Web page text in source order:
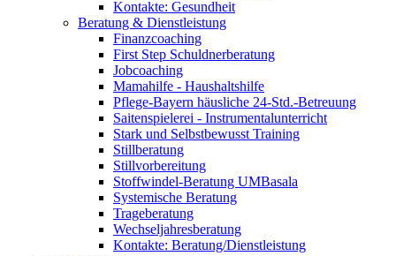
Kontakte: Gesundheit
Beratung & Dienstleistung
Finanzcoaching
First Step Schuldnerberatung
Jobcoaching
Mamahilfe - Haushaltshilfe
Pflege-Bayern häusliche 24-Std.-Betreuung
Saitenspielerei - Instrumentalunterricht
Stark und Selbstbewusst Training
Stillberatung
Stillvorbereitung
Stoffwindel-Beratung UMBasala
Systemische Beratung
Trageberatung
Wechseljahresberatung
Kontakte: Beratung/Dienstleistung